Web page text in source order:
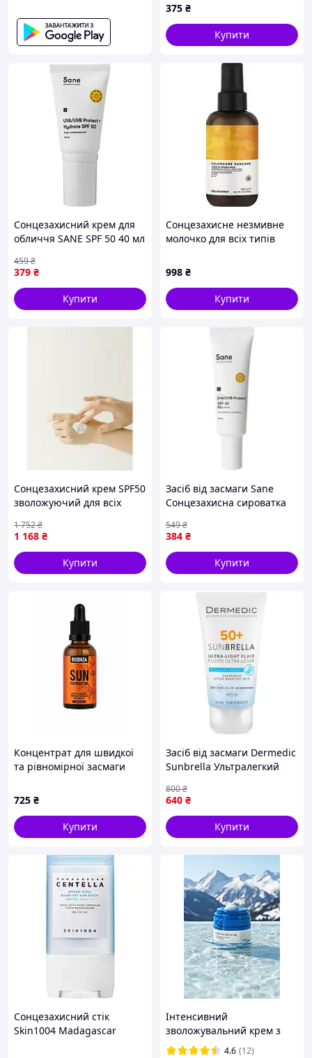
375 ₴
Купити
Сонцезахисний крем для
обличчя SANE SPF 50 40 мл
379 ₴
459₴
Купити
Сонцезахисне незмивне
молочко для всіх типів
Leave-In Hydra Milk, 150 мл
998 ₴
Купити
Сонцезахисний крем SPF50
зволожуючий для всіх
пробіотиками та
екстрактом рису. BROWN
1 168 ₴
1 752₴
Купити
Засіб від засмаги Sane
Сонцезахисна сироватка
(4820266832360)
384 ₴
549₴
Купити
Концентрат для швидкої
та рівномірної засмаги
725 ₴
Купити
Засіб від засмаги Dermedic
Sunbrella Ультралегкий
Для судинної та
гіперактивної шкіри 40 мл
5901643177584
640 ₴
800₴
Купити
Сонцезахисний стік
Skin1004 Madagascar
Інтенсивний
зволожувальний крем з
березовим соком ROUND
4.6 (12)